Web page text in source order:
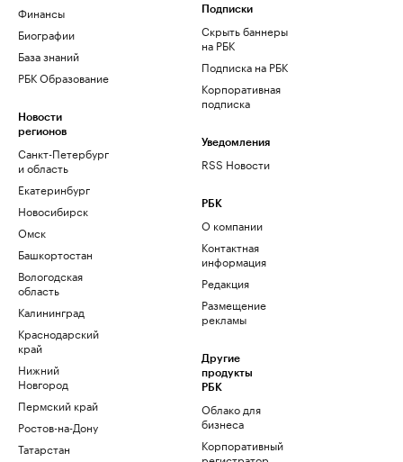
Финансы
Биографии
База знаний
РБК Образование
Новости
регионов
Санкт-Петербург
и область
Екатеринбург
Новосибирск
Омск
Башкортостан
Вологодская
область
Калининград
Краснодарский
край
Нижний
Новгород
Пермский край
Ростов-на-Дону
Татарстан
Подписки
Скрыть баннеры
на РБК
Подписка на РБК
Корпоративная
подписка
Уведомления
RSS Новости
РБК
О компании
Контактная
информация
Редакция
Размещение
рекламы
Другие
продукты
РБК
Облако для
бизнеса
Корпоративный